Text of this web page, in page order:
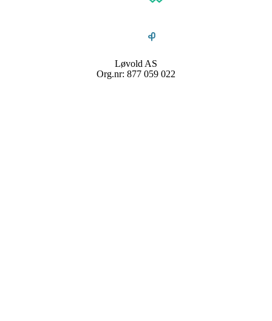
Løvold AS
Org.nr: 877 059 022